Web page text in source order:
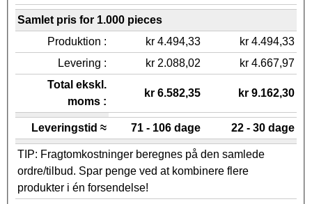
Samlet pris for 1.000 pieces
Produktion :
kr 4.494,33
kr 4.494,33
Levering :
kr 2.088,02
kr 4.667,97
Total ekskl.
moms :
kr 6.582,35 kr 9.162,30
Leveringstid ≈ 71 - 106 dage 22 - 30 dage
TIP: Fragtomkostninger beregnes på den samlede
ordre/tilbud. Spar penge ved at kombinere flere
produkter i én forsendelse!